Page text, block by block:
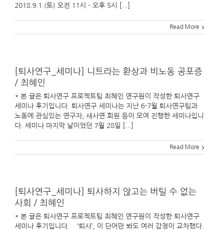
2018.9.1.(토) 오전 11시 - 오후 5시 [...]
Read More
[퇴사연구_세미나] 니트라는 환상과 비노동 공포증
/ 최혜인
* 본 글은 퇴사연구 프로젝트팀 최혜인 연구원이 작성한 퇴사연구
세미나 후기입니다. 퇴사연구 세미나는 지난 6-7월 퇴사연구팀과
노동에 관심있는 연구자, 새사연 회원 등이 모여 진행한 세미나입니
다. 세미나 마지막 날이었던 7월 28일 [...]
Read More
[퇴사연구_세미나] 퇴사하지 않고는 버틸 수 없는
사회 / 최혜인
* 본 글은 퇴사연구 프로젝트팀 최혜인 연구원이 작성한 퇴사연구
세미나 후기입니다. ‘퇴사’, 이 단어만 봐도 여러 감정이 교차했다.